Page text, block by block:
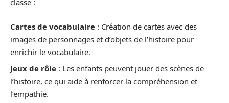
classe :
Cartes de vocabulaire : Création de cartes avec des
images de personnages et d’objets de l’histoire pour
enrichir le vocabulaire.
Jeux de rôle : Les enfants peuvent jouer des scènes de
l’histoire, ce qui aide à renforcer la compréhension et
l’empathie.